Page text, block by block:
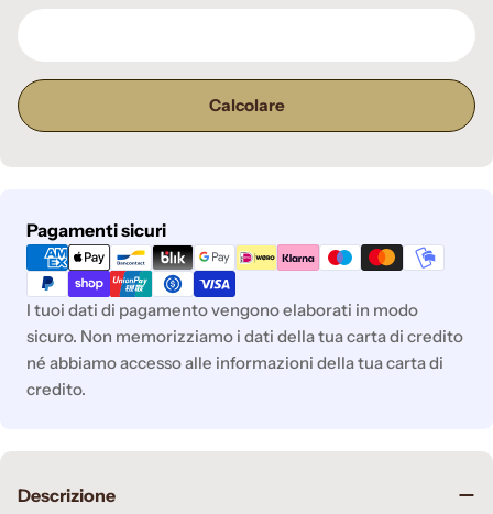
Calcolare
Pagamenti sicuri
Metodi
di
pagamento
I tuoi dati di pagamento vengono elaborati in modo
sicuro. Non memorizziamo i dati della tua carta di credito
né abbiamo accesso alle informazioni della tua carta di
credito.
Descrizione